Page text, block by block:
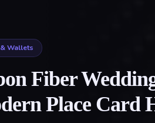
Wallets
Fiber
Place Card